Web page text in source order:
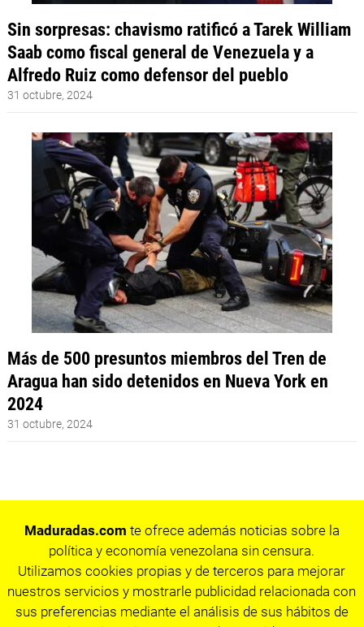
Sin sorpresas: chavismo ratificó a Tarek William
Saab como fiscal general de Venezuela y a
Alfredo Ruiz como defensor del pueblo
31 octubre, 2024
Más de 500 presuntos miembros del Tren de
Aragua han sido detenidos en Nueva York en
2024
31 octubre, 2024
Maduradas.com te ofrece además noticias sobre la
política y economía venezolana sin censura.
Utilizamos cookies propias y de terceros para mejorar
nuestros servicios y mostrarle publicidad relacionada con
sus preferencias mediante el análisis de sus hábitos de